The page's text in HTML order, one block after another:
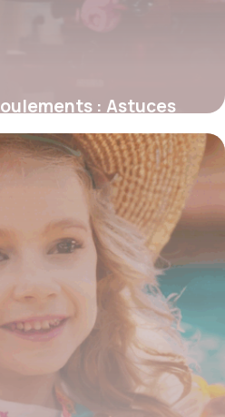
: Astuces
sur vos
mécaniques